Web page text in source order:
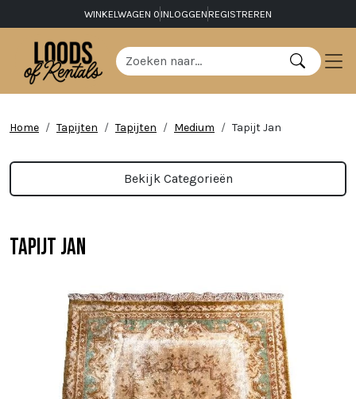
WINKELWAGEN 0 INLOGGEN REGISTREREN
Home Tapijten Tapijten Medium Tapijt Jan
Bekijk Categorieën
Tapijt Jan